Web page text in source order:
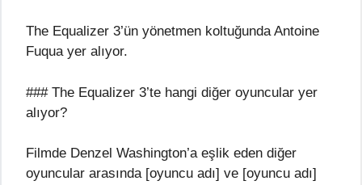
The Equalizer 3’ün yönetmen koltuğunda Antoine
Fuqua yer alıyor.
### The Equalizer 3’te hangi diğer oyuncular yer
alıyor?
Filmde Denzel Washington’a eşlik eden diğer
oyuncular arasında [oyuncu adı] ve [oyuncu adı]